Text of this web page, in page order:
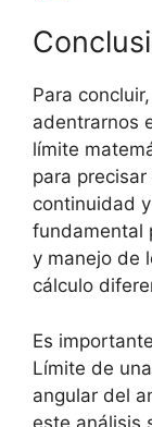
Para
adentrarnos
límite
para
continuidad
fundamental
y manejo de
cálculo
Es
Límite de
angular del
este análisis